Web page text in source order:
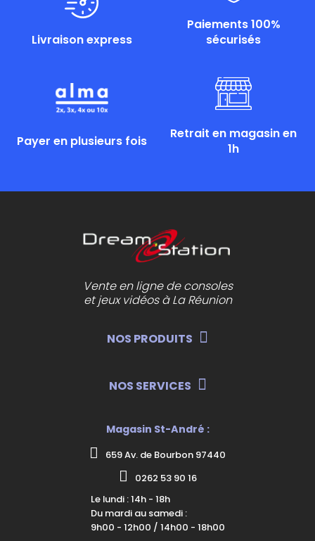
Livraison express
Paiements 100%
sécurisés
Payer en plusieurs fois
Retrait en magasin en
1h
Vente en ligne de consoles
et jeux vidéos à La Réunion
NOS PRODUITS
NOS SERVICES
Magasin St-André :
659 Av. de Bourbon 97440
0262 53 90 16
Le lundi : 14h - 18h
Du mardi au samedi :
9h00 - 12h00 / 14h00 - 18h00